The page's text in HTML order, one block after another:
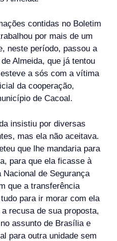
contidas no Boletim
por mais de um
neste período, passou a
Almeida, que já tentou
a sós com a vítima
da cooperação,
de Cacoal.
insistiu por diversas
mas ela não aceitava.
que lhe mandaria para
para que ela ficasse à
de Segurança
que a transferência
para ir morar com ela
recusa de sua proposta,
assunto de Brasília e
para outra unidade sem